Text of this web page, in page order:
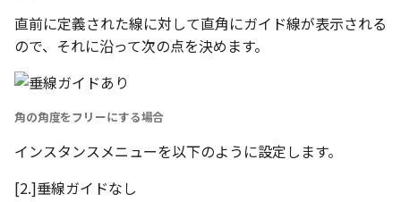
直前に定義された線に対して直角にガイド線が表示される
ので、それに沿って次の点を決めます。
角の角度をフリーにする場合
インスタンスメニューを以下のように設定します。
[2.]垂線ガイドなし